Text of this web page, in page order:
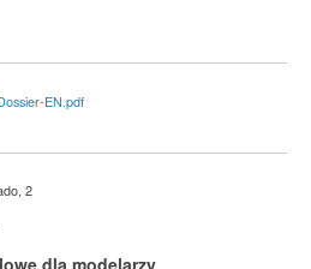
EN.pdf
2
dla modelarzy